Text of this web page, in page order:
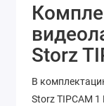
Storz
В
Storz TIPCAM 1